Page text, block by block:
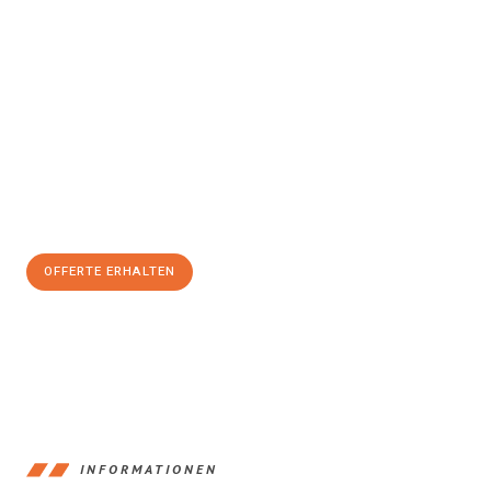
OFFERTE ERHALTEN
INFORMATIONEN